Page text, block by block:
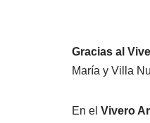
Gracias al
María y Villa
En el Vivero